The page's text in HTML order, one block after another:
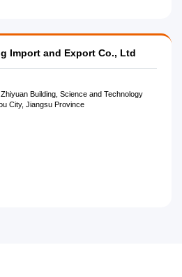
Import and Export Co., Ltd
Building, Science and Technology
City, Jiangsu Province